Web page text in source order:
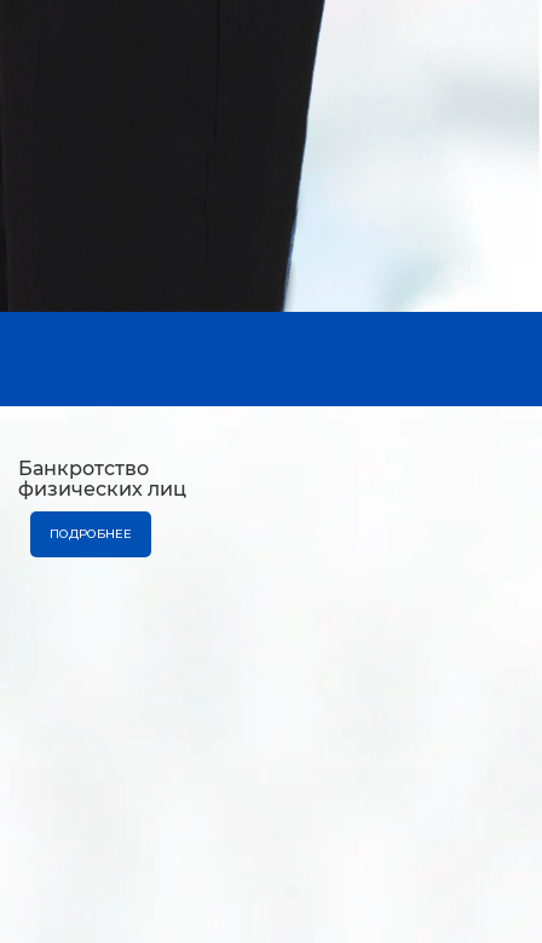
Банкротство
физических лиц
ПОДРОБНЕЕ